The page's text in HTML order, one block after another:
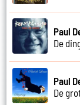
Paul
De
Paul
De